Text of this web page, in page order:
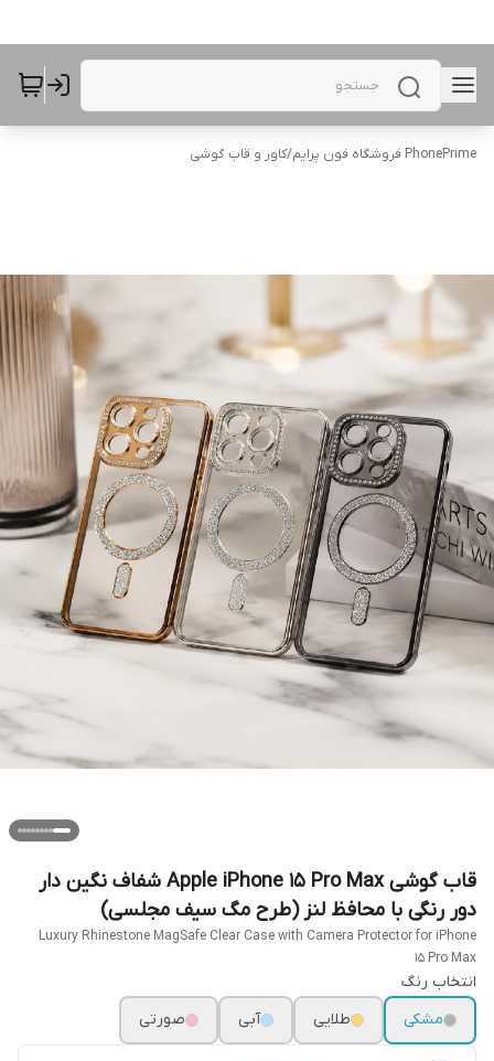
PhonePrime فروشگاه فون پرایم /کاور و قاب گوشی
قاب گوشی Apple iPhone 15 Pro Max شفاف نگین دار
دور رنگی با محافظ لنز (طرح مگ سیف مجلسی)
Luxury Rhinestone MagSafe Clear Case with Camera Protector for iPhone
15 Pro Max
انتخاب رنگ
مشکی
طلایی آبی صورتی